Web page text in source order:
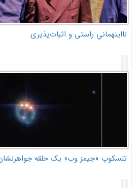
نااینهمانیِ راستی و اثبات‌پذیری
تلسکوپ «جیمز وب» یک حلقه